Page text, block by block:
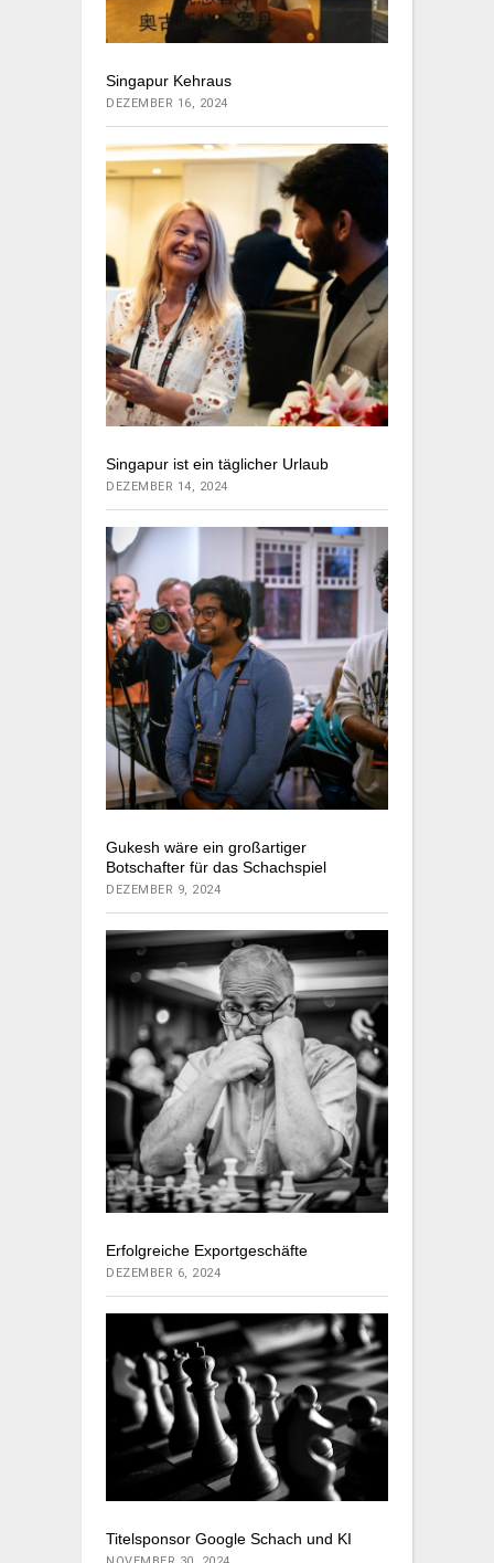
Singapur Kehraus
DEZEMBER 16, 2024
Singapur ist ein täglicher Urlaub
DEZEMBER 14, 2024
Gukesh wäre ein großartiger
Botschafter für das Schachspiel
DEZEMBER 9, 2024
Erfolgreiche Exportgeschäfte
DEZEMBER 6, 2024
Titelsponsor Google Schach und KI